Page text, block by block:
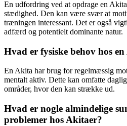
En udfordring ved at opdrage en
stædighed. Den kan være svær at
træningen interessant. Det er også
adfærd og potentielt dominante natur.
Hvad er fysiske behov hos
En Akita har brug for regelmæssig
mentalt aktiv. Dette kan omfatte
områder, hvor den kan strække ud.
Hvad er nogle almindelige
problemer hos Akitaer?